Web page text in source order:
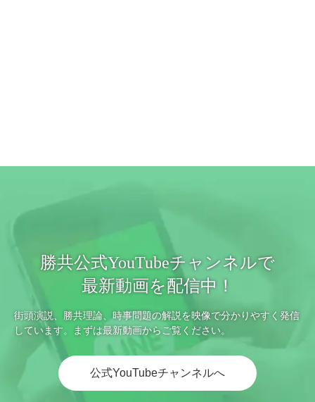
勝共公式YouTubeチャンネルで
最新動画を配信中！
街頭演説、勝共理論、時事問題の解説を映像で分かりやすく発信
しています。まずは最新動画からご覧ください。
公式YouTubeチャンネルへ